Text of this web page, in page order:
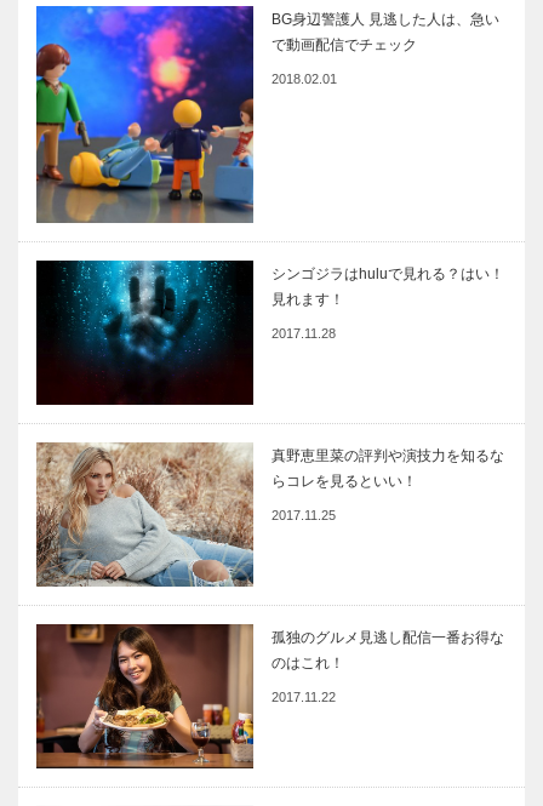
BG身辺警護人 見逃した人は、急い
で動画配信でチェック
2018.02.01
シンゴジラはhuluで見れる？はい！
見れます！
2017.11.28
真野恵里菜の評判や演技力を知るな
らコレを見るといい！
2017.11.25
孤独のグルメ見逃し配信一番お得な
のはこれ！
2017.11.22